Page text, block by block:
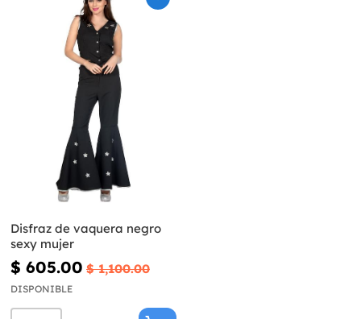
Disfraz de vaquera negro
sexy mujer
$ 605.00 $ 1,100.00
DISPONIBLE